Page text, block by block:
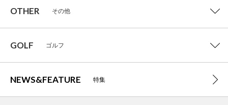
OTHER その他
GOLF ゴルフ
NEWS&FEATURE 特集